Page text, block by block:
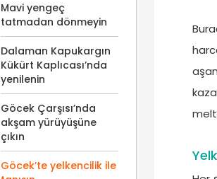
Mavi yengeç
tatmadan dönmeyin
Dalaman Kapukargın
Kükürt Kaplıcası’nda
yenilenin
Göcek Çarşısı’nda
akşam yürüyüşüne
çıkın
Göcek’te yelkencilik ile